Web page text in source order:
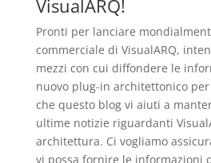
VisualARQ!
Pronti per lanciare
commerciale di VisualARQ,
mezzi con cui diffondere le
nuovo plug-in architettonico
che questo blog vi aiuti a
ultime notizie riguardanti
architettura. Ci vogliamo
vi possa fornire le informazioni